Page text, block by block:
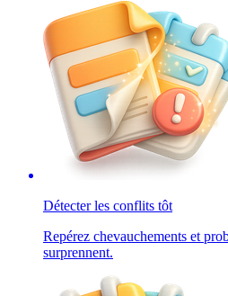
Détecter les conflits tôt
Repérez chevauchements et
surprennent.